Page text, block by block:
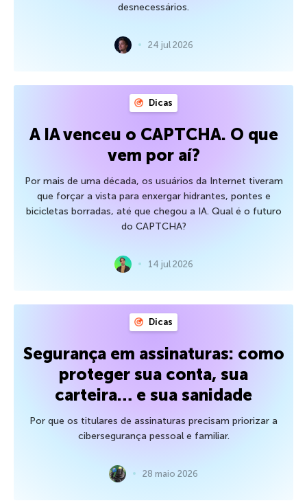
desnecessários.
24 jul 2026
Dicas
A IA venceu o CAPTCHA. O que
vem por aí?
Por mais de uma década, os usuários da Internet tiveram
que forçar a vista para enxergar hidrantes, pontes e
bicicletas borradas, até que chegou a IA. Qual é o futuro
do CAPTCHA?
14 jul 2026
Dicas
Segurança em assinaturas: como
proteger sua conta, sua
carteira… e sua sanidade
Por que os titulares de assinaturas precisam priorizar a
cibersegurança pessoal e familiar.
28 maio 2026